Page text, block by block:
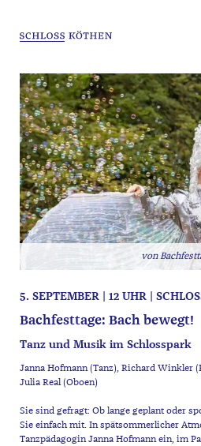
5. SEPTEMBER | 12 UHR |
Bachfesttage: Bach bewegt!
Tanz und Musik im Schlosspark
Janna Hofmann (Tanz), Richard Winkler
Julia Real (Oboen)
Sie sind gefragt: Ob lange geplant oder
Sie einfach mit. In spätsommerlicher
Tanzpädagogin Janna Hofmann ein, im